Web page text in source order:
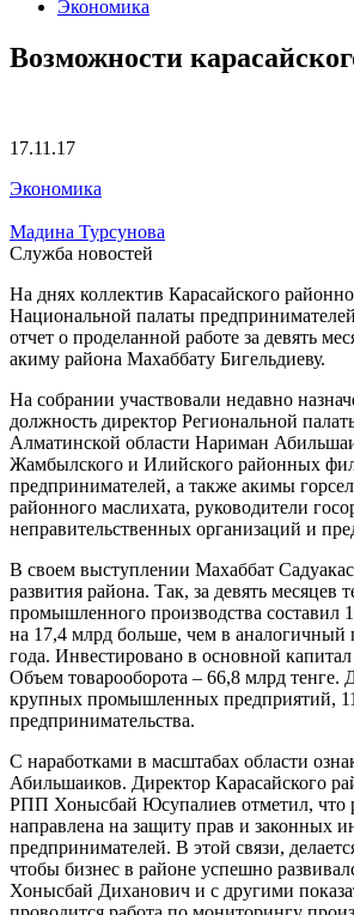
Экономика
Возможности
17.11.17
Экономика
Мадина Турсунова
Служба новостей
На днях коллектив Карасайского
Национальной палаты
отчет о проделанной работе за девять
акиму района Махаббату Бигельдиеву.
На собрании участвовали недавно
должность директор Региональной
Алматинской области Нариман
Жамбылского и Илийского районных
предпринимателей, а также акимы
районного маслихата, руководители
неправительственных организаций и
В своем выступлении Махаббат
развития района. Так, за девять месяцев
промышленного производства составил
на 17,4 млрд больше, чем в аналогичный
года. Инвестировано в основной
Объем товарооборота – 66,8 млрд тенге.
крупных промышленных предприятий,
предпринимательства.
С наработками в масштабах области
Абильшаиков. Директор Карасайского
РПП Хонысбай Юсупалиев отметил, что
направлена на защиту прав и законных
предпринимателей. В этой связи,
чтобы бизнес в районе успешно
Хонысбай Диханович и с другими